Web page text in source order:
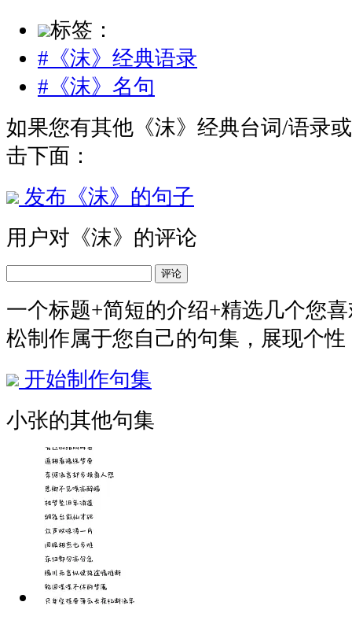
标签：
#《沫》经典语录
#《沫》名句
如果您有其他《沫》经典台词/语录
击下面：
发布《沫》的句子
用户对《沫》的评论
评论
一个标题+简短的介绍+精选几个您
松制作属于您自己的句集，展现个
开始制作句集
小张的其他句集